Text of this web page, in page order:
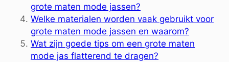
grote maten mode jassen?
Welke materialen worden vaak gebruikt voor
grote maten mode jassen en waarom?
Wat zijn goede tips om een grote maten
mode jas flatterend te dragen?